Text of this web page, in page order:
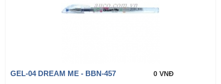
GEL-04 DREAM ME - BBN-457 0 VNĐ